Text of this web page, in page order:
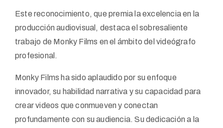
Este reconocimiento, que premia la excelencia en la
producción audiovisual, destaca el sobresaliente
trabajo de Monky Films en el ámbito del videógrafo
profesional.
Monky Films ha sido aplaudido por su enfoque
innovador, su habilidad narrativa y su capacidad para
crear videos que conmueven y conectan
profundamente con su audiencia. Su dedicación a la